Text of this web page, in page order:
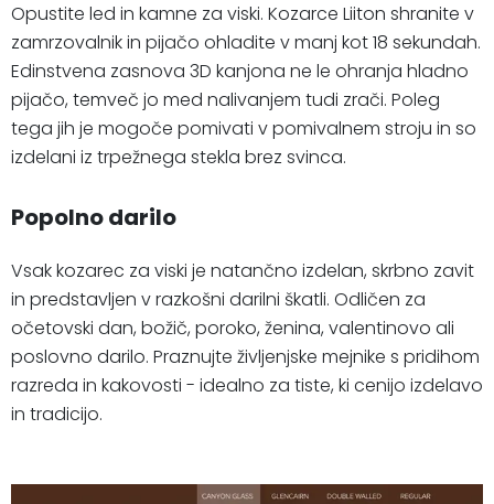
Opustite led in kamne za viski. Kozarce Liiton shranite v
zamrzovalnik in pijačo ohladite v manj kot 18 sekundah.
Edinstvena zasnova 3D kanjona ne le ohranja hladno
pijačo, temveč jo med nalivanjem tudi zrači. Poleg
tega jih je mogoče pomivati v pomivalnem stroju in so
izdelani iz trpežnega stekla brez svinca.
Popolno darilo
Vsak kozarec za viski je natančno izdelan, skrbno zavit
in predstavljen v razkošni darilni škatli. Odličen za
očetovski dan, božič, poroko, ženina, valentinovo ali
poslovno darilo. Praznujte življenjske mejnike s pridihom
razreda in kakovosti - idealno za tiste, ki cenijo izdelavo
in tradicijo.